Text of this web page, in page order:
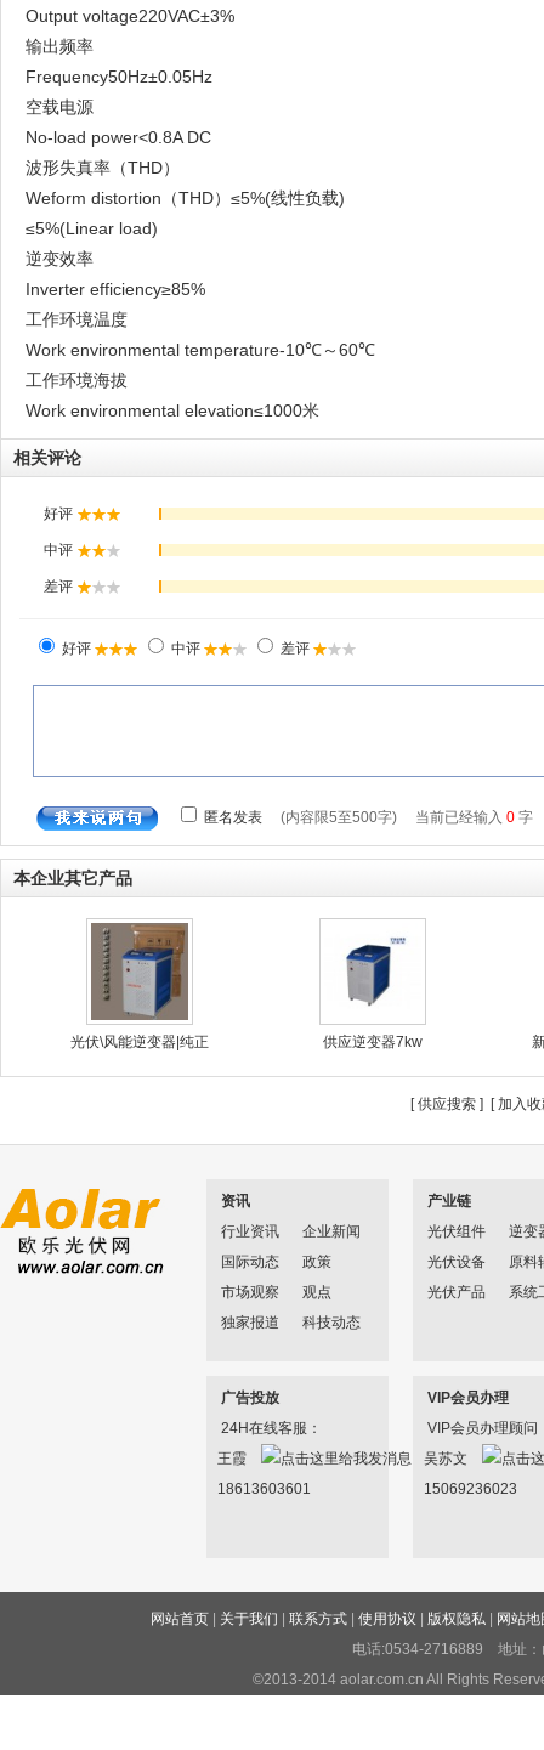
Output voltage220VAC±3%
输出频率
Frequency50Hz±0.05Hz
空载电源
No-load power<0.8A DC
波形失真率（THD）
Weform distortion（THD）≤5%(线性负载)
≤5%(Linear load)
逆变效率
Inverter efficiency≥85%
工作环境温度
Work environmental temperature-10℃～60℃
工作环境海拔
Work environmental elevation≤1000米
相关评论
本企业其它产品
光伏\风能逆变器|纯正 供应逆变器7kw
[供应搜索 ] [加入
资讯
行业资讯
企业新闻
国际动态
政策
市场观察
观点
独家报道
科技动态
产业链
光伏组件
逆变
光伏设备
原料
光伏产品
系统
广告投放
24H在线客服：
王霞
18613603601
VIP会员办理
VIP会员办理顾问
吴苏文
15069236023
网站首页 关于我们 |联系方式 |使用协议 版权隐私
网站地
电话:0534-2716889 地址：
©2013-2014 aolar.com.cn All Rights